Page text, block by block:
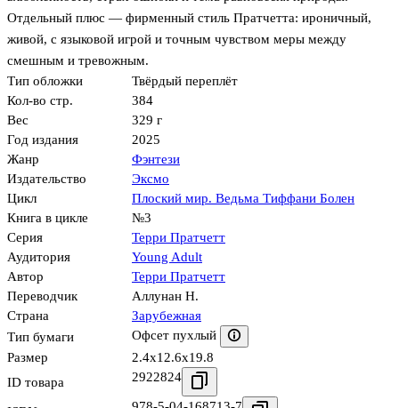
Отдельный плюс — фирменный стиль Пратчетта: ироничный,
живой, с языковой игрой и точным чувством меры между
смешным и тревожным.
Тип обложки
Твёрдый переплёт
Кол-во стр.
384
Вес
329 г
Год издания
2025
Жанр
Фэнтези
Издательство
Эксмо
Цикл
Плоский мир. Ведьма Тиффани Болен
Книга в цикле
№3
Серия
Терри Пратчетт
Аудитория
Young Adult
Автор
Терри Пратчетт
Переводчик
Аллунан Н.
Страна
Зарубежная
Тип бумаги
Офсет пухлый
Размер
2.4x12.6x19.8
ID товара
2922824